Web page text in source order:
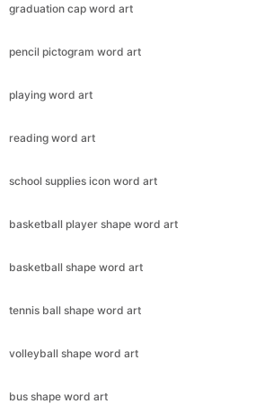
graduation cap word art
pencil pictogram word art
playing word art
reading word art
school supplies icon word art
basketball player shape word art
basketball shape word art
tennis ball shape word art
volleyball shape word art
bus shape word art